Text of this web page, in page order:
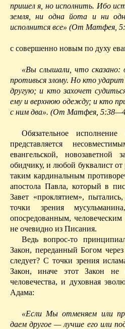
пришел я, но исполнить. Ибо
земля, ни одна йота и ни
исполнится все» (От Матфея,
с совершенно новым по духу
«Вы слышали, что сказано:
противься злому. Но кто
другую; и кто захочет
ему и верхнюю одежду; и кто
с ним два». (От Матфея,
Обязательное
представляется
евангельской,
обидчику, и любой буквалист от
таким кардинальным
апостола Павла, который в
Завет «проклятием»,
точки зрения
опосредованным,
не очевидно из Писания.
Ведь вопрос-то
Закон, переданный Богом
следует? С точки зрения
Закон, иначе этот Закон не
человечества, и духовная
Адама:
«Если Мы отменяем или
даем другое — лучше его или